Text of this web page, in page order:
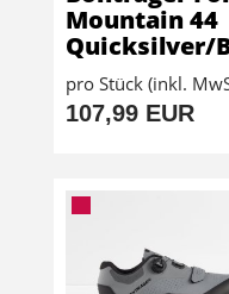
Mountain 44
Quicksilver/
pro Stück (inkl.
107,99 EUR